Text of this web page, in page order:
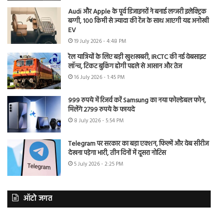
Audi और Apple के पूर्व डिजाइनरों ने बनाई लग्जरी इलेक्ट्रिक
बग्गी, 100 किमी से ज्यादा की रेंज के साथ आएगी यह अनोखी
EV
19 July 2026 - 4:48 PM
रेल यात्रियों के लिए बड़ी खुशखबरी, IRCTC की नई वेबसाइट
लॉन्च, टिकट बुकिंग होगी पहले से आसान और तेज
16 July 2026 - 1:45 PM
999 रुपये में रिजर्व करें Samsung का नया फोल्डेबल फोन,
मिलेंगे 2799 रुपये के फायदे
8 July 2026 - 5:54 PM
Telegram पर सरकार का बड़ा एक्शन, फिल्में और वेब सीरीज
देखना पड़ेगा भारी, तीन दिनों में दूसरा नोटिस
5 July 2026 - 2:25 PM
ऑटो जगत